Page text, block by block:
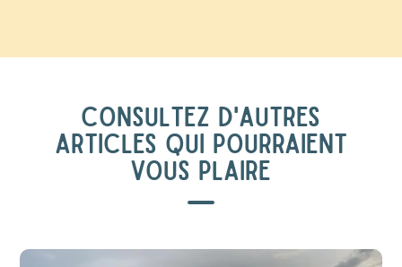
CONSULTEZ D'AUTRES
ARTICLES QUI POURRAIENT
VOUS PLAIRE